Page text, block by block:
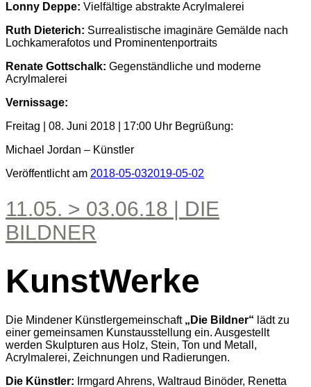
Lonny Deppe: Vielfältige abstrakte Acrylmalerei
Ruth Dieterich: Surrealistische imaginäre Gemälde nach
Lochkamerafotos und Prominentenportraits
Renate Gottschalk: Gegenständliche und moderne
Acrylmalerei
Vernissage:
Freitag | 08. Juni 2018 | 17:00 Uhr Begrüßung:
Michael Jordan – Künstler
Veröffentlicht am 2018-05-032019-05-02
11.05. > 03.06.18 | DIE
BILDNER
KunstWerke
Die Mindener Künstlergemeinschaft „Die Bildner“ lädt zu
einer gemeinsamen Kunstausstellung ein. Ausgestellt
werden Skulpturen aus Holz, Stein, Ton und Metall,
Acrylmalerei, Zeichnungen und Radierungen.
Die Künstler: Irmgard Ahrens, Waltraud Binöder, Renetta